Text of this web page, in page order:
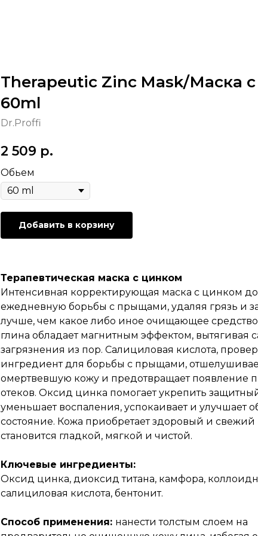
Therapeutic Zinc Mask/Маска
60ml
Dr.Proffi
2 509 р.
Обьем
Добавить в корзину
Терапевтическая маска с цинком
Интенсивная корректирующая маска с цинком
ежедневную борьбы с прыщами, удаляя грязь и
лучше, чем какое либо иное очищающее
глина обладает магнитным эффектом, вытягивая
загрязнения из пор. Салициловая кислота,
ингредиент для борьбы с прыщами,
омертвевшую кожу и предотвращает появление
отеков. Оксид цинка помогает укрепить
уменьшает воспаления, успокаивает и улучшает
состояние. Кожа приобретает здоровый и свежий
становится гладкой, мягкой и чистой.
Ключевые ингредиенты:
Оксид цинка, диоксид титана, камфора,
салициловая кислота, бентонит.
Способ применения: нанести толстым слоем на